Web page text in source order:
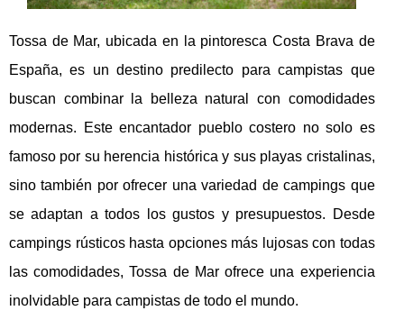
Tossa de Mar, ubicada en la pintoresca Costa Brava de
España, es un destino predilecto para campistas que
buscan combinar la belleza natural con comodidades
modernas. Este encantador pueblo costero no solo es
famoso por su herencia histórica y sus playas cristalinas,
sino también por ofrecer una variedad de campings que
se adaptan a todos los gustos y presupuestos. Desde
campings rústicos hasta opciones más lujosas con todas
las comodidades, Tossa de Mar ofrece una experiencia
inolvidable para campistas de todo el mundo.